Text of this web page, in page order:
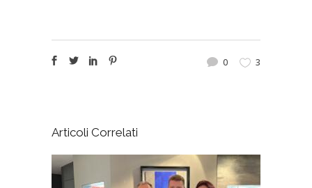
0 3
Articoli Correlati